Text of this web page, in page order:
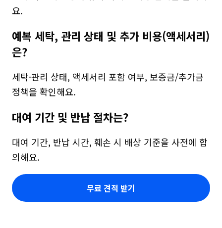
요.
예복 세탁, 관리 상태 및 추가 비용(액세서리)
은?
세탁·관리 상태, 액세서리 포함 여부, 보증금/추가금
정책을 확인해요.
대여 기간 및 반납 절차는?
대여 기간, 반납 시간, 훼손 시 배상 기준을 사전에 합
의해요.
무료 견적 받기